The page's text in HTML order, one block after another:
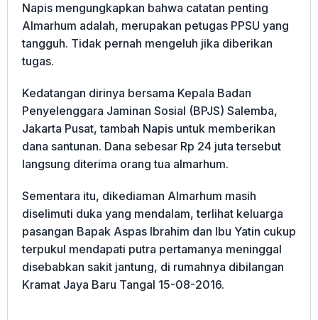
Napis mengungkapkan bahwa catatan penting
Almarhum adalah, merupakan petugas PPSU yang
tangguh. Tidak pernah mengeluh jika diberikan
tugas.
Kedatangan dirinya bersama Kepala Badan
Penyelenggara Jaminan Sosial (BPJS) Salemba,
Jakarta Pusat, tambah Napis untuk memberikan
dana santunan. Dana sebesar Rp 24 juta tersebut
langsung diterima orang tua almarhum.
Sementara itu, dikediaman Almarhum masih
diselimuti duka yang mendalam, terlihat keluarga
pasangan Bapak Aspas Ibrahim dan Ibu Yatin cukup
terpukul mendapati putra pertamanya meninggal
disebabkan sakit jantung, di rumahnya dibilangan
Kramat Jaya Baru Tangal 15-08-2016.